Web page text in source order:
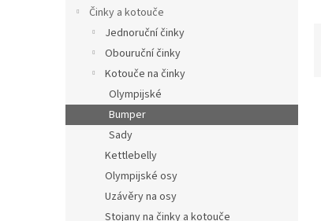
Činky a kotouče
Jednoruční činky
Obouruční činky
Kotouče na činky
Olympijské
Bumper
Sady
Kettlebelly
Olympijské osy
Uzávěry na osy
Stojany na činky a kotouče